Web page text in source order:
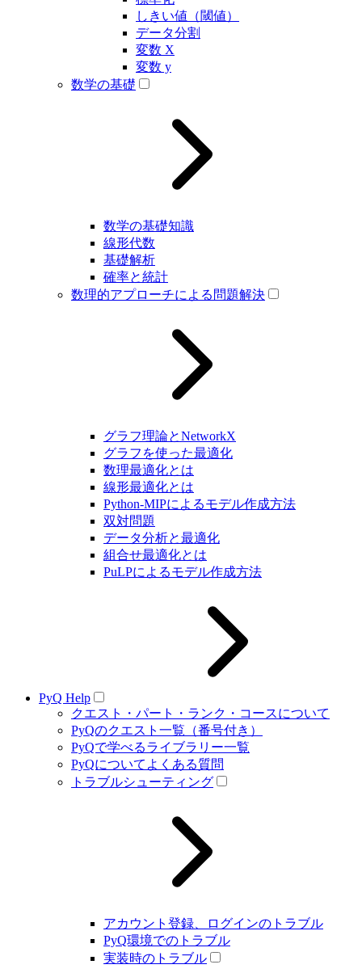
しきい値（閾値）
データ分割
変数 X
変数 y
数学の基礎
数学の基礎知識
線形代数
基礎解析
確率と統計
数理的アプローチによる問題解決
グラフ理論とNetworkX
グラフを使った最適化
数理最適化とは
線形最適化とは
Python-MIPによるモデル作成方法
双対問題
データ分析と最適化
組合せ最適化とは
PuLPによるモデル作成方法
PyQ Help
クエスト・パート・ランク・コースについて
PyQのクエスト一覧（番号付き）
PyQで学べるライブラリー一覧
PyQについてよくある質問
トラブルシューティング
アカウント登録、ログインのトラブル
PyQ環境でのトラブル
実装時のトラブル